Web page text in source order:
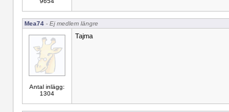
Mea74 - Ej medlem längre
Antal inlägg:
1304
Tajma